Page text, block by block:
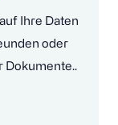
Ihre Daten
oder
Dokumente..